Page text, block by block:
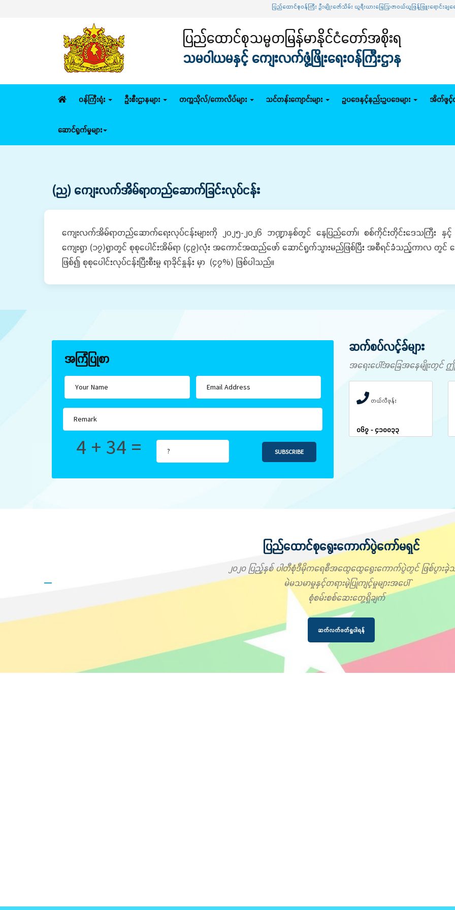
ပြည်ထောင်စုဝန်ကြီး ဦးမျိုးဇော်သိမ်း ယူရီးယားမြေဩဇာဝယ်ယူဖြန့်ဖြူးရောင်းချရ
ပြည်ထောင်စုသမ္မတမြန်မာနိုင်ငံတော်အစိုးရ
သမဝါယမနှင့် ကျေးလက်ဖွံ့ဖြိုးရေးဝန်ကြီးဌာန
ဝန်ကြီးရုံး ဦးစီးဌာနများ တက္ကသိုလ်/ကောလိပ်များ သင်တန်းကျောင်းများ ဥပဒေနှင့်နည်းဥပဒေများ အိတ်ဖွင့်တ
ဆောင်ရွက်မှုများ
(ည) ကျေးလက်အိမ်ရာတည်ဆောက်ခြင်းလုပ်ငန်း
ကျေးလက်အိမ်ရာတည်ဆောက်ရေးလုပ်ငန်းများကို ၂၀၂၅-၂၀၂၆ ဘဏ္ဍာနှစ်တွင် နေပြည်တော်၊ စစ်ကိုင်းတိုင်းဒေသကြီး နှ
ကျေးရွာ (၁၇)ရွာတွင် စုစုပေါင်းအိမ်ရာ (၄၉)လုံး အကောင်အထည်ဖော် ဆောင်ရွက်သွားမည်ဖြစ်ပြီး အစီရင်ခံသည့်ကာလ တွင်
ဖြစ်၍ စုစုပေါင်းလုပ်ငန်းပြီးစီးမှု ရာခိုင်နှုန်း မှာ (၄၇%) ဖြစ်ပါသည်။
အကြံပြုစာ
4 + 34 = SUBSCRIBE
ဆက်စပ်လင့်ခ်များ
အရေးပေါ်အခြေအနေမျိုးတွင် ဤ
တယ်လီဖုန်း
၀၆၇ - ၄၁၀၀၃၃
ပြည်ထောင်စုရွေးကောက်ပွဲကော်မရှင်
၂၀၂၀ ပြည့်နှစ် ပါတီစုံဒီမိုကရေစီအထွေထွေရွေးကောက်ပွဲတွင် ဖြစ်ပွား
မဲမသမာမှုနှင့်တရားမဲ့ပြုကျင့်မှုများအပေါ်
စုံစမ်းစစ်ဆေးတွေ့ရှိချက်
ဆက်လက်ဖတ်ရှုပါရန်